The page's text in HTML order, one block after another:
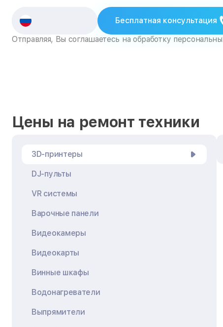
Бесплатная консультация
Отправляя, Вы соглашаетесь на обработку
Цены на ремонт техники
3D-принтеры
DJ-пульты
VR системы
Варочные панели
Видеокамеры
Видеокарты
Винные шкафы
Водонагреватели
Выпрямители